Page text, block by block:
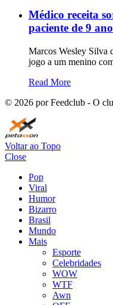
Médico receita
paciente de 9
Marcos Wesley Silva
jogo a um menino
Read More
© 2026 por Feedclub - O
Voltar ao Topo
Close
Pop
Viral
Humor
Bizarro
Brasil
Mundo
Mais
Esporte
Celebridades
WOW
WTF
Awn